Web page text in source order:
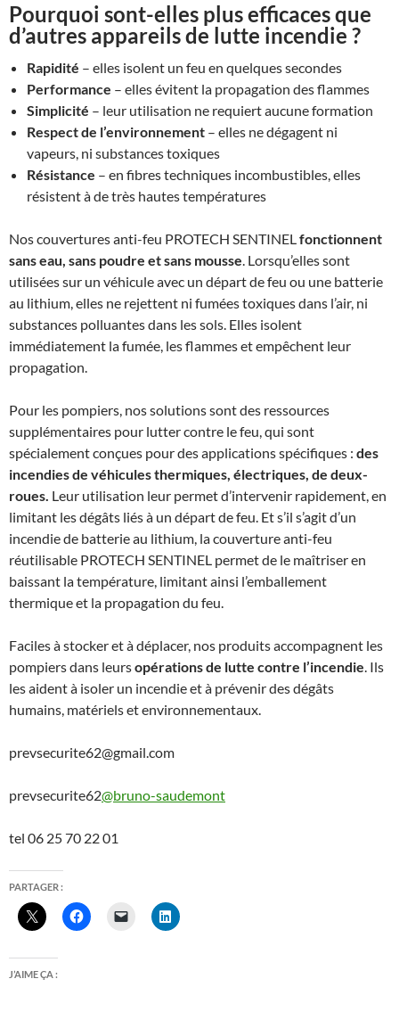
Pourquoi sont-elles plus efficaces que
d’autres appareils de lutte incendie ?
Rapidité – elles isolent un feu en quelques secondes
Performance – elles évitent la propagation des flammes
Simplicité – leur utilisation ne requiert aucune formation
Respect de l’environnement – elles ne dégagent ni
vapeurs, ni substances toxiques
Résistance – en fibres techniques incombustibles, elles
résistent à de très hautes températures
Nos couvertures anti-feu PROTECH SENTINELfonctionnent
sans eau, sans poudre et sans mousse. Lorsqu’elles sont
utilisées sur un véhicule avec un départ de feu ou une batterie
au lithium, elles ne rejettent ni fumées toxiques dans l’air, ni
substances polluantes dans les sols. Elles isolent
immédiatement la fumée, les flammes et empêchent leur
propagation.
Pour les pompiers, nos solutions sont des ressources
supplémentaires pour lutter contre le feu, qui sont
spécialement conçues pour des applications spécifiques : des
incendies de véhicules thermiques, électriques, de deux-
roues. Leur utilisation leur permet d’intervenir rapidement, en
limitant les dégâts liés à un départ de feu. Et s’il s’agit d’un
incendie de batterie au lithium, la couverture anti-feu
réutilisable PROTECH SENTINEL permet de le maîtriser en
baissant la température, limitant ainsi l’emballement
thermique et la propagation du feu.
Faciles à stocker et à déplacer, nos produits accompagnent les
pompiers dans leursopérations de lutte contre l’incendie. Ils
les aident à isoler un incendie et à prévenir des dégâts
humains, matériels et environnementaux.
prevsecurite62@gmail.com
prevsecurite62@bruno-saudemont
tel 06 25 70 22 01
PARTAGER :
J’AIME ÇA :